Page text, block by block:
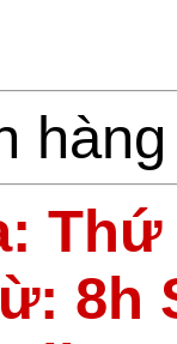
Thứ
8h